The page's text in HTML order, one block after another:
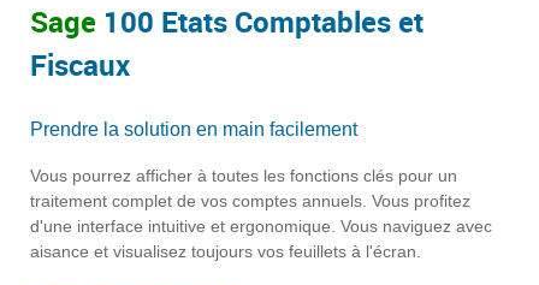
Sage 100 Etats Comptables et
Fiscaux
Prendre la solution en main facilement
Vous pourrez afficher à toutes les fonctions clés pour un
traitement complet de vos comptes annuels. Vous profitez
d'une interface intuitive et ergonomique. Vous naviguez avec
aisance et visualisez toujours vos feuillets à l'écran.